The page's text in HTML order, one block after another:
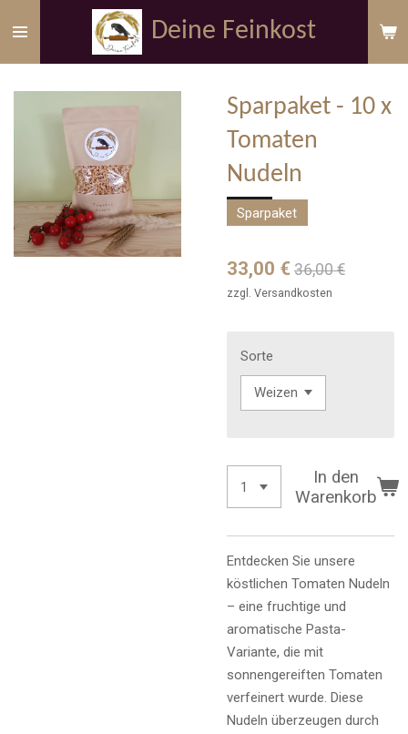
Hauptinhalt
springen
Deine Feinkost
Sparpaket - 10 x
Tomaten
Nudeln
Sparpaket
33,00 € 36,00 €
zzgl. Versandkosten
Sorte
In den
Warenkorb
Entdecken Sie unsere
köstlichen Tomaten Nudeln
– eine fruchtige und
aromatische Pasta-
Variante, die mit
sonnengereiften Tomaten
verfeinert wurde. Diese
Nudeln überzeugen durch